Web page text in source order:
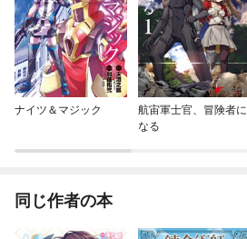
ナイツ＆マジック
航宙軍士官、冒険者に
なる
同じ作者の本